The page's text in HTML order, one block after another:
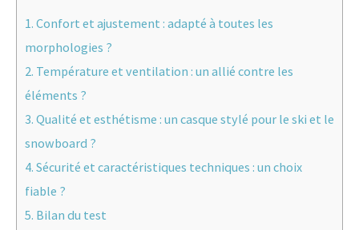
1. Confort et ajustement : adapté à toutes les
morphologies ?
2. Température et ventilation : un allié contre les
éléments ?
3. Qualité et esthétisme : un casque stylé pour le ski et le
snowboard ?
4. Sécurité et caractéristiques techniques : un choix
fiable ?
5. Bilan du test